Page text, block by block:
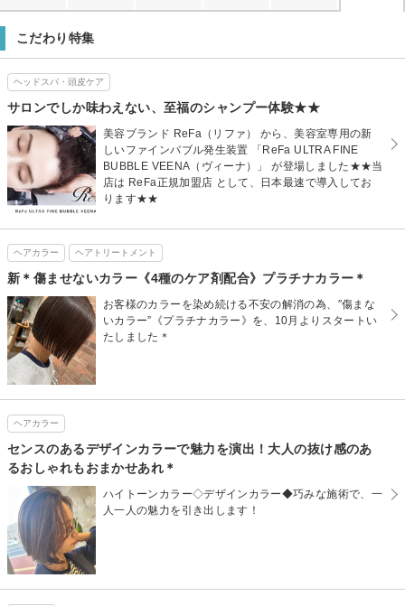
こだわり特集
ヘッドスパ・頭皮ケア
サロンでしか味わえない、至福のシャンプー体験★★
美容ブランド ReFa（リファ） から、美容室専用の新
しいファインバブル発生装置 「ReFa ULTRA FINE
BUBBLE VEENA（ヴィーナ）」 が登場しました★★当
店は ReFa正規加盟店 として、日本最速で導入してお
ります★★
ヘアカラー ヘアトリートメント
新＊傷ませないカラー《4種のケア剤配合》プラチナカラー＊
お客様のカラーを染め続ける不安の解消の為、″傷まな
いカラー”《プラチナカラー》を、10月よりスタートい
たしました＊
ヘアカラー
センスのあるデザインカラーで魅力を演出！大人の抜け感のあ
るおしゃれもおまかせあれ＊
ハイトーンカラー◇デザインカラー◆巧みな施術で、一
人一人の魅力を引き出します！